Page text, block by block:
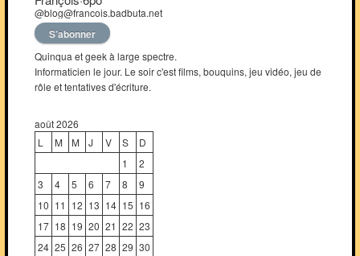
@blog@francois.badbuta.net
S’abonner
Quinqua et geek à large spectre.
Informaticien le jour. Le soir c'est films, bouquins, jeu vidéo, jeu de
rôle et tentatives d'écriture.
août 2026
L
M M J V S
D
1
2
3
4 5 6 7 8
9
10 11 12 13 14 15 16
17 18 19 20 21 22 23
24 25 26 27 28 29 30